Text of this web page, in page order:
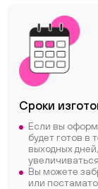
Сроки
Если вы
будет готов в
выходных
Вы можете
или